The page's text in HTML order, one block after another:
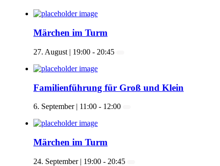
Märchen im Turm
27. August | 19:00 - 20:45
Familienführung für Groß und Klein
6. September | 11:00 - 12:00
Märchen im Turm
24. September | 19:00 - 20:45